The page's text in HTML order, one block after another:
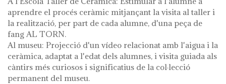
aprendre el procés ceràmic mitjançant la visita al taller i
la realització, per part de cada alumne, d'una peça de
fang AL TORN.
Al museu: Projecció d'un vídeo relacionat amb l'aigua i la
ceràmica, adaptat a l'edat dels alumnes, i visita guiada als
càntirs més curiosos i significatius de la col·lecció
permanent del museu.